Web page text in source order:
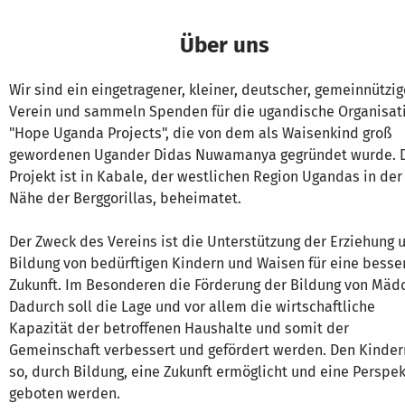
Über uns
Wir sind ein eingetragener, kleiner, deutscher,
Verein und sammeln Spenden für die ugandische
"Hope Uganda Projects", die von dem als Waisenkind groß
gewordenen Ugander Didas Nuwamanya gegründet wurde.
Projekt ist in Kabale, der westlichen Region Ugandas in der
Nähe der Berggorillas, beheimatet.
Der Zweck des Vereins ist die Unterstützung der Erziehung
Bildung von bedürftigen Kindern und Waisen für eine
Zukunft. Im Besonderen die Förderung der Bildung von
Dadurch soll die Lage und vor allem die wirtschaftliche
Kapazität der betroffenen Haushalte und somit der
Gemeinschaft verbessert und gefördert werden. Den
so, durch Bildung, eine Zukunft ermöglicht und eine
geboten werden.